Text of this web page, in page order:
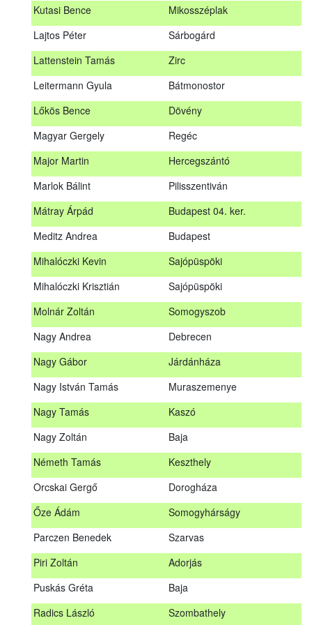
Kutasi Bence
Mikosszéplak
Lajtos Péter
Sárbogárd
Lattenstein Tamás
Zirc
Leitermann Gyula
Bátmonostor
Lőkös Bence
Dövény
Magyar Gergely
Regéc
Major Martin
Hercegszántó
Marlok Bálint
Pilisszentiván
Mátray Árpád
Budapest 04. ker.
Meditz Andrea
Budapest
Mihalóczki Kevin
Sajópüspöki
Mihalóczki Krisztián
Sajópüspöki
Molnár Zoltán
Somogyszob
Nagy Andrea
Debrecen
Nagy Gábor
Járdánháza
Nagy István Tamás
Muraszemenye
Nagy Tamás
Kaszó
Nagy Zoltán
Baja
Németh Tamás
Keszthely
Orcskai Gergő
Dorogháza
Őze Ádám
Somogyhárságy
Parczen Benedek
Szarvas
Piri Zoltán
Adorjás
Puskás Gréta
Baja
Radics László
Szombathely
A továbbképzés vizsgával zárul!
Jelentkezés, lemondás
Jelentkezni a továbbképzésre kizárólag a Nébih honlapján
elhelyezett űrlapon lehet. A jelentkezés elfogadásáról
Kovács Dániel
Sárbogárd
Lattenstein Tamás
Zirc
Leitermann Gyula
Bátmonostor
Magyar Gergely
Regéc
Hercegszántó
Pilisszentiván
Budapest 04. ker.
Budapest
Mihalóczki Kevin
Mihalóczki Krisztián
Molnár Zoltán
Somogyszob
Nagy Andrea
Nagy Gábor
Járdánháza
Muraszemenye
Nagy Tamás
Kaszó
Keszthely
Dorogháza